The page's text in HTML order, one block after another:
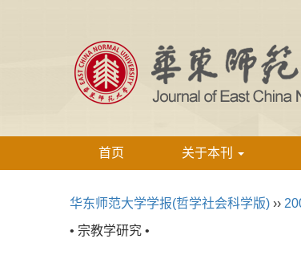
首页 关于本刊
华东师范大学学报(哲学社会科学版) ››
• 宗教学研究 •